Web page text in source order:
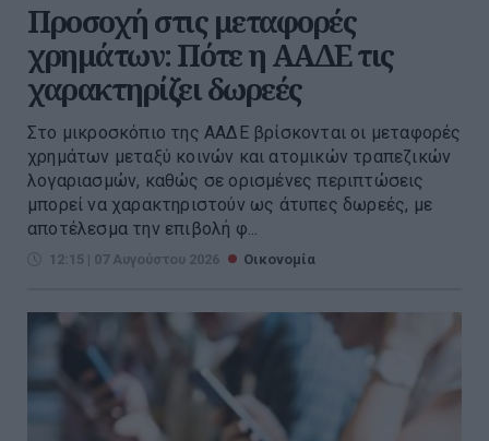
Προσοχή στις μεταφορές
χρημάτων: Πότε η ΑΑΔΕ τις
χαρακτηρίζει δωρεές
Στο μικροσκόπιο της ΑΑΔΕ βρίσκονται οι μεταφορές
χρημάτων μεταξύ κοινών και ατομικών τραπεζικών
λογαριασμών, καθώς σε ορισμένες περιπτώσεις
μπορεί να χαρακτηριστούν ως άτυπες δωρεές, με
αποτέλεσμα την επιβολή φ...
12:15 | 07 Αυγούστου 2026 Οικονομία